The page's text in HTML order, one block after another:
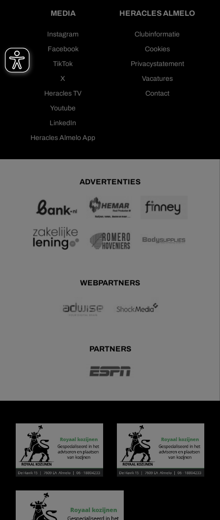
MEDIA
Instagram
Facebook
TikTok
X
Heracles TV
Youtube
LinkedIn
Heracles Almelo App
HERACLES ALMELO
Clubinformatie
Cookies
Privacystatement
Vacatures
Contact
ADVERTENTIES
WEBPARTNERS
PARTNERS